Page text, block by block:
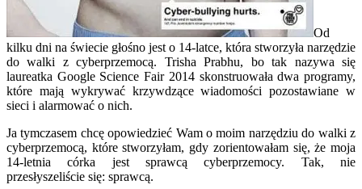
Od
kilku dni na świecie głośno jest o 14-latce, która stworzyła narzędzie
do walki z cyberprzemocą. Trisha Prabhu, bo tak nazywa się
laureatka Google Science Fair 2014 skonstruowała dwa programy,
które mają wykrywać krzywdzące wiadomości pozostawiane w
sieci i alarmować o nich.
Ja tymczasem chcę opowiedzieć Wam o moim narzędziu do walki z
cyberprzemocą, które stworzyłam, gdy zorientowałam się, że moja
14-letnia córka jest sprawcą cyberprzemocy. Tak, nie
przesłyszeliście się: sprawcą.